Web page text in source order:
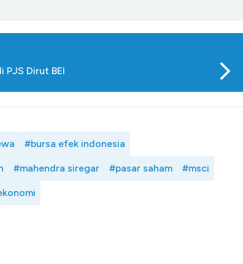
Dirut BEI
#bursa efek indonesia
#mahendra siregar #pasar saham #msci